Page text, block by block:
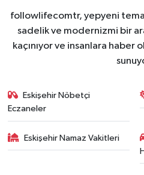
followlifecomtr, yepyeni
sadelik ve modernizmi bir
kaçınıyor ve insanlara haber
Eskişehir Nöbetçi
Eczaneler
Eskişehir Namaz Vakitleri